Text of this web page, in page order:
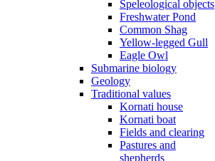
Speleological objects
Freshwater Pond
Common Shag
Yellow-legged Gull
Eagle Owl
Submarine biology
Geology
Traditional values
Kornati house
Kornati boat
Fields and clearing
Pastures and
shepherds